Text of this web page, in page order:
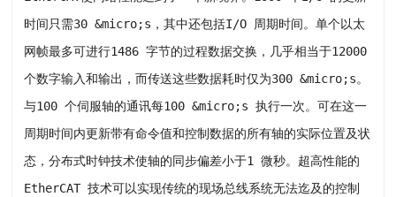
时间只需30 &micro;s，其中还包括I/O 周期时间。单个以太
网帧最多可进行1486 字节的过程数据交换，几乎相当于12000
个数字输入和输出，而传送这些数据耗时仅为300 &micro;s。
与100 个伺服轴的通讯每100 &micro;s 执行一次。可在这一
周期时间内更新带有命令值和控制数据的所有轴的实际位置及状
态，分布式时钟技术使轴的同步偏差小于1 微秒。超高性能的
EtherCAT 技术可以实现传统的现场总线系统无法迄及的控制